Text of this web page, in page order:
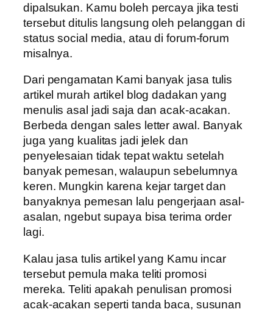
dipalsukan. Kamu boleh percaya jika testi
tersebut ditulis langsung oleh pelanggan di
status social media, atau di forum-forum
misalnya.
Dari pengamatan Kami banyak jasa tulis
artikel murah artikel blog dadakan yang
menulis asal jadi saja dan acak-acakan.
Berbeda dengan sales letter awal. Banyak
juga yang kualitas jadi jelek dan
penyelesaian tidak tepat waktu setelah
banyak pemesan, walaupun sebelumnya
keren. Mungkin karena kejar target dan
banyaknya pemesan lalu pengerjaan asal-
asalan, ngebut supaya bisa terima order
lagi.
Kalau jasa tulis artikel yang Kamu incar
tersebut pemula maka teliti promosi
mereka. Teliti apakah penulisan promosi
acak-acakan seperti tanda baca, susunan